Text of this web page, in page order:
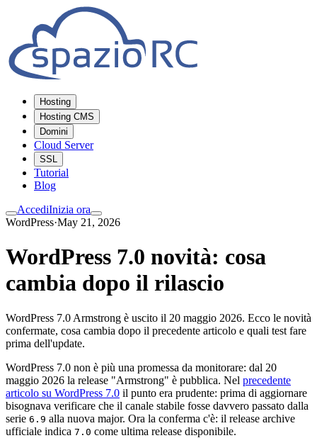
Hosting
Hosting CMS
Domini
Cloud Server
SSL
Tutorial
Blog
AccediInizia ora
WordPress·May 21, 2026
WordPress 7.0 novità: cosa
cambia dopo il rilascio
WordPress 7.0 Armstrong è uscito il 20 maggio 2026. Ecco le novità
confermate, cosa cambia dopo il precedente articolo e quali test fare
prima dell'update.
WordPress 7.0 non è più una promessa da monitorare: dal 20
maggio 2026 la release "Armstrong" è pubblica. Nel precedente
articolo su WordPress 7.0 il punto era prudente: prima di aggiornare
bisognava verificare che il canale stabile fosse davvero passato dalla
serie 6.9 alla nuova major. Ora la conferma c'è: il release archive
ufficiale indica 7.0 come ultima release disponibile.